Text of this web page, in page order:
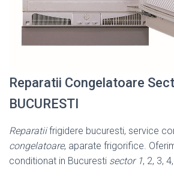
Reparatii Congelatoare
BUCURESTI
Reparatiifrigidere bucuresti, service
congelatoare, aparate frigorifice.
conditionat in Bucuresti sector 1, 2, 3,